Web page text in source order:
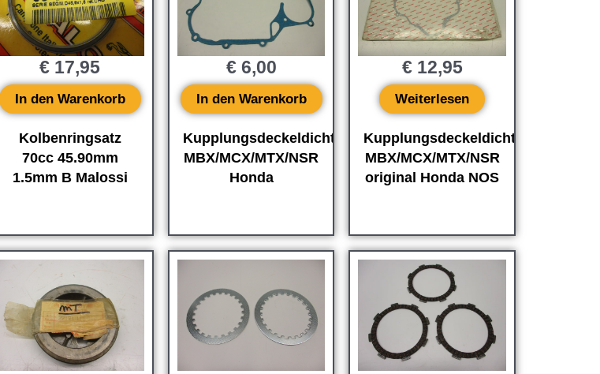
Kolbenringsatz
70cc 45.90mm
1.5mm B Malossi
€ 17,95
In den Warenkorb
Kupplungsdeckeldichtung
MBX/MCX/MTX/NSR
Honda
€6,00
In den Warenkorb
Kupplungsdeckeldichtung
MBX/MCX/MTX/NSR
original Honda NOS
€12,95
Weiterlesen